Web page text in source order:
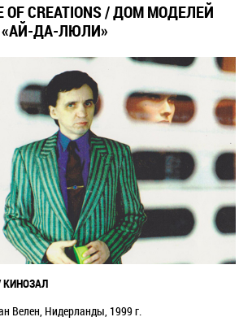
OF CREATIONS / ДОМ МОДЕЛЕЙ
ДА-ЛЮЛИ»
КИНОЗАЛ
Велен, Нидерланды, 1999 г.